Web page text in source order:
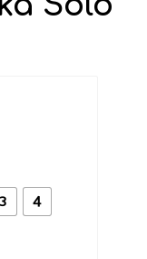
3
4